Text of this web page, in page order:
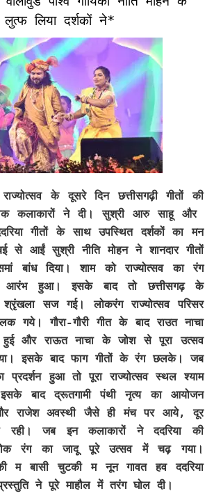
लिया दर्शकों ने*
के दूसरे दिन छत्तीसगढ़ी गीतों की
कलाकारों ने दी। सुश्री आरु साहू और
गीतों के साथ उपस्थित दर्शकों का मन
से आईं सुश्री नीति मोहन ने शानदार गीतों
बांध दिया। शाम को राज्योत्सव का रंग
से आरंभ हुआ। इसके बाद तो छत्तीसगढ़ के
सज गई। लोकरंग राज्योत्सव परिसर
गये। गौरा-गौरी गीत के बाद राउत नाचा
हुई और राऊत नाचा के जोश से पूरा उत्सव
इसके बाद फाग गीतों के रंग छलके। जब
हुआ तो पूरा राज्योत्सव स्थल श्याम
बाद द्रूतगामी पंथी नृत्य का आयोजन
राजेश अवस्थी जैसे ही मंच पर आये, दूर
रही। जब इन कलाकारों ने ददरिया की
रंग का जादू पूरे उत्सव में चढ़ गया।
म बासी चुटकी म नून गावत हव ददरिया
ने पूरे माहौल में तरंग घोल दी।